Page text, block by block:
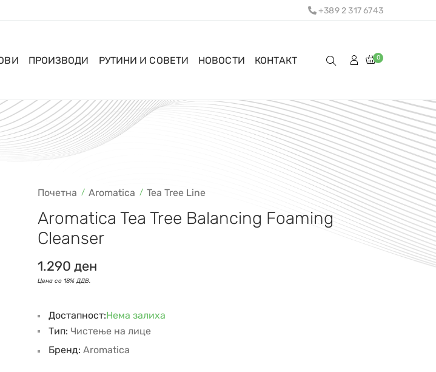
+389 2 317 6743
ПРОИЗВОДИ РУТИНИ И СОВЕТИ НОВОСТИ КОНТАКТ 0
Почетна Aromatica Tea Tree Line
Aromatica Tea Tree Balancing Foaming
Cleanser
1.290 ден
Достапност:Нема залиха
Тип: Чистење на лице
Бренд: Aromatica